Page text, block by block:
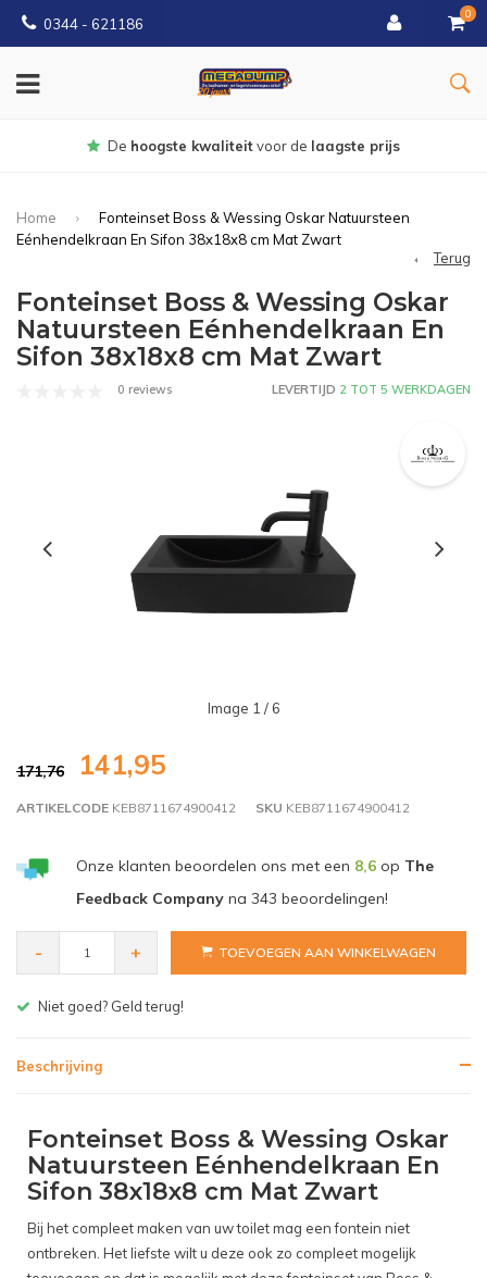
0344 - 621186
0
Gratisbezorgd vanaf € 150
Home
Fonteinset Boss & Wessing Oskar Natuursteen
Eénhendelkraan En Sifon 38x18x8 cm Mat Zwart
Terug
Fonteinset Boss & Wessing Oskar
Natuursteen Eénhendelkraan En
Sifon 38x18x8 cm Mat Zwart
0 reviews LEVERTIJD 2 TOT 5 WERKDAGEN
Image 1 / 6
171,76 141,95
ARTIKELCODE KEB8711674900412 SKU KEB8711674900412
Onze klanten beoordelen ons met een 8,6op The
Feedback Companyna 343 beoordelingen!
- + TOEVOEGEN AAN WINKELWAGEN
Gratis bezorgen v.a. € 150,- (NL)
Beschrijving
Fonteinset Boss & Wessing Oskar
Natuursteen Eénhendelkraan En
Sifon 38x18x8 cm Mat Zwart
Bij het compleet maken van uw toilet mag een fontein niet
ontbreken. Het liefste wilt u deze ook zo compleet mogelijk